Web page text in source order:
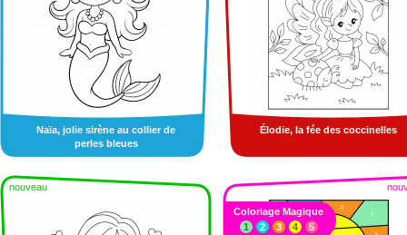
Naïa, jolie sirène au collier de
perles bleues
Élodie, la fée des coccinelles
nouveau
Coloriage Magique
1
2 3 4 5